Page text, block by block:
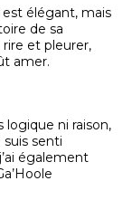
est élégant, mais
de sa
rire et pleurer,
amer.
logique ni raison,
senti
également